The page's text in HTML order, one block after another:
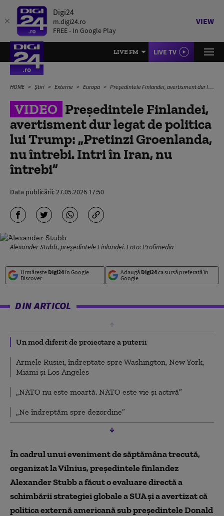
Digi24
m.digi24.ro
FREE - In Google Play
VIEW
LIVE FM LIVE TV
HOME Știri Externe Europa Președintele Finlandei, avertisment dur legat de politica lui Trump: „Pretinzi Groenlanda, nu întrebi. Intri în Iran, nu întrebi”
VIDEO Președintele Finlandei,
avertisment dur legat de politica
lui Trump: „Pretinzi Groenlanda,
nu întrebi. Intri în Iran, nu
întrebi”
Data publicării:27.05.2026 17:50
Alexander Stubb, președintele Finlandei. Foto: Profimedia
Urmărește Digi24în Google
Discover
Adaugă Digi24ca sursă preferată în
Google
DIN ARTICOL
Un mod diferit de proiectare a puterii
Armele Rusiei, îndreptate spre Washington, New York,
Miami și Los Angeles
„NATO nu este moartă. NATO este vie și activă”
„Ne îndreptăm spre dezordine”
În cadrul unui eveniment de săptămâna trecută,
organizat la Vilnius, președintele finlandez
Alexander Stubb afăcuto evaluare directă a
schimbării strategiei globale a SUA și a avertizat că
politica externă americană sub președintele Donald